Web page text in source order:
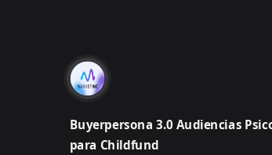
Buyerpersona 3.0 Audiencias
para Childfund